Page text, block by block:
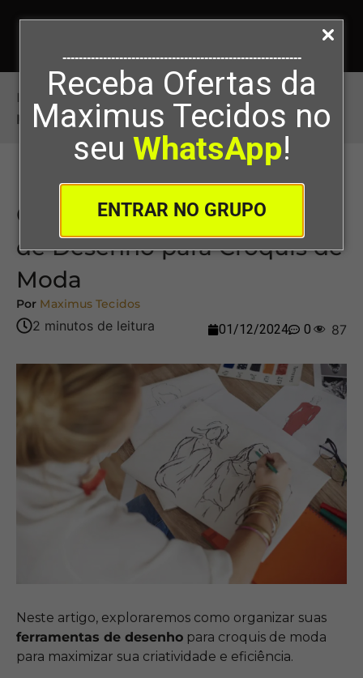
-----------------------------------------------------------
Receba Ofertas da
Maximus Tecidos no
seu WhatsApp!
ENTRAR NO GRUPO
Início>Organizando Ferramentas de Desenho
para Croquis de Moda
Organizando Ferramentas
de Desenho para Croquis de
Moda
Por Maximus Tecidos
01/12/2024 0 87
Neste artigo, exploraremos como organizar suas
ferramentas de desenho para croquis de moda
para maximizar sua criatividade e eficiência.